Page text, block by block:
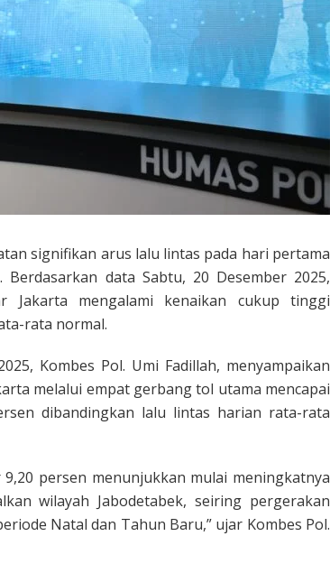
signifikan arus lalu lintas pada hari pertama
Berdasarkan data Sabtu, 20 Desember 2025,
Jakarta mengalami kenaikan cukup tinggi
rata normal.
Kombes Pol. Umi Fadillah, menyampaikan
melalui empat gerbang tol utama mencapai
dibandingkan lalu lintas harian rata-rata
persen menunjukkan mulai meningkatnya
wilayah Jabodetabek, seiring pergerakan
Natal dan Tahun Baru,” ujar Kombes Pol.